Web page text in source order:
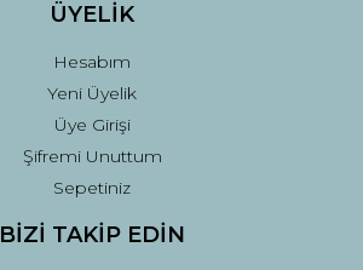
ÜYELİK
Hesabım
Yeni Üyelik
Üye Girişi
Şifremi Unuttum
Sepetiniz
BİZİ TAKİP EDİN